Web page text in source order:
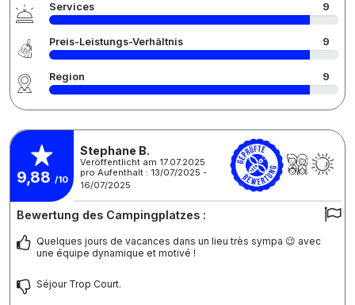
Services 9
Preis-Leistungs-Verhältnis 9
Region 9
9,88 /10
Stephane B.
Veröffentlicht am 17.07.2025
pro Aufenthalt : 13/07/2025 -
16/07/2025
Bewertung des Campingplatzes :
Quelques jours de vacances dans un lieu très sympa 😉 avec
une équipe dynamique et motivé !
Séjour Trop Court.